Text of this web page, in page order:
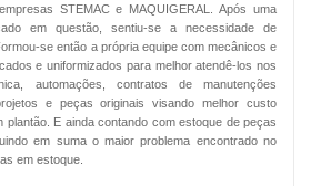
STEMAC e MAQUIGERAL. Após uma
em questão, sentiu-se a necessidade de
se então a própria equipe com mecânicos e
e uniformizados para melhor atendê-los nos
automações, contratos de manutenções
e peças originais visando melhor custo
plantão. E ainda contando com estoque de peças
em suma o maior problema encontrado no
em estoque.